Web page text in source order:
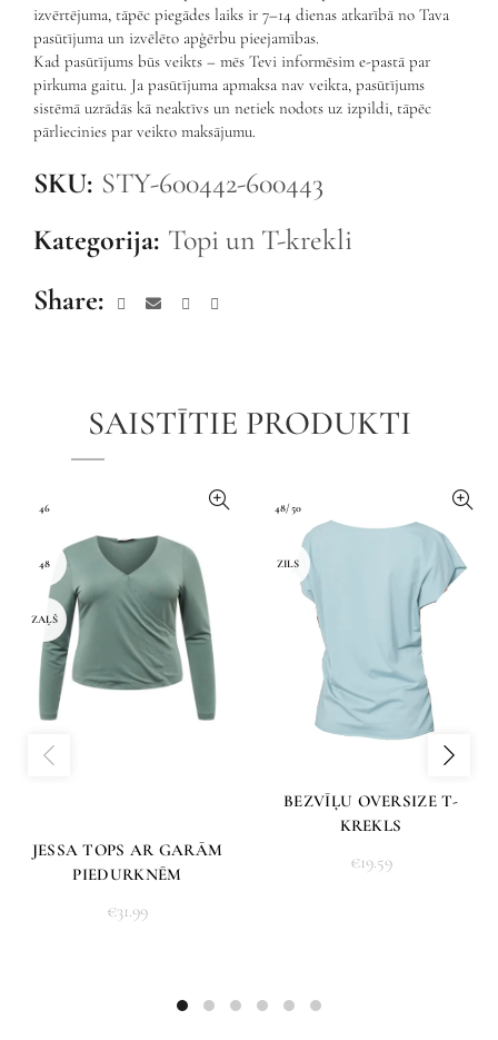
izvērtējuma, tāpēc piegādes laiks ir 7–14 dienas atkarībā no Tava
pasūtījuma un izvēlēto apģērbu pieejamības.
Kad pasūtījums būs veikts – mēs Tevi informēsim e-pastā par
pirkuma gaitu. Ja pasūtījuma apmaksa nav veikta, pasūtījums
sistēmā uzrādās kā neaktīvs un netiek nodots uz izpildi, tāpēc
pārliecinies par veikto maksājumu.
SKU: STY-600442-600443
Kategorija: Topi un T-krekli
Share
SAISTĪTIE PRODUKTI
46
48
ZAĻŠ
JESSA TOPS AR GARĀM
PIEDURKNĒM
€31.99
48/50
ZILS
BEZVĪĻU OVERSIZE T-
KREKLS
€19.59